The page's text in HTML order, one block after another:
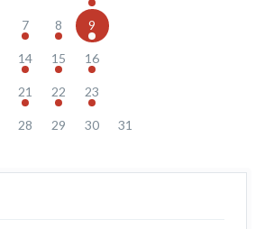
7 8 9
14 15 16
21 22 23
28 29 30 31